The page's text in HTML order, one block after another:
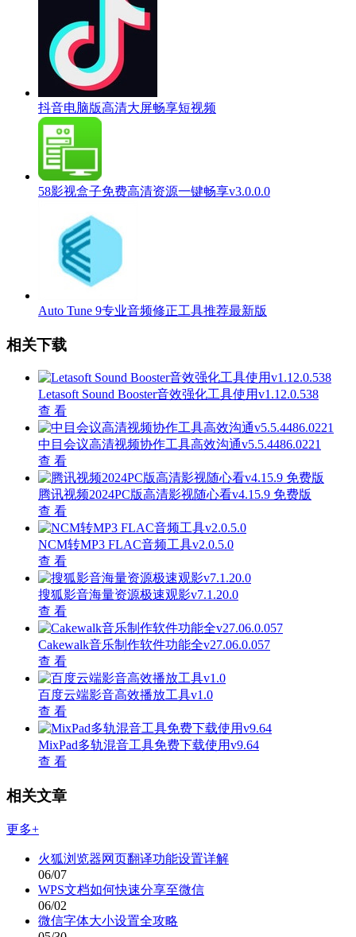
抖音电脑版高清大屏畅享短视频
58影视盒子免费高清资源一键畅享v3.0.0.0
Auto Tune 9专业音频修正工具推荐最新版
相关下载
Letasoft Sound Booster音效强化工具使用v1.12.0.538
查 看
中目会议高清视频协作工具高效沟通v5.5.4486.0221
查 看
腾讯视频2024PC版高清影视随心看v4.15.9 免费版
查 看
NCM转MP3 FLAC音频工具v2.0.5.0
查 看
搜狐影音海量资源极速观影v7.1.20.0
查 看
Cakewalk音乐制作软件功能全v27.06.0.057
查 看
百度云端影音高效播放工具v1.0
查 看
MixPad多轨混音工具免费下载使用v9.64
查 看
相关文章
更多+
火狐浏览器网页翻译功能设置详解
06/07
WPS文档如何快速分享至微信
06/02
微信字体大小设置全攻略